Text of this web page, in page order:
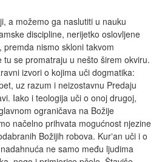
a možemo ga naslutiti u nauku
discipline, nerijetko oslovljene
nismo skloni takvom
se promatraju u nešto širem okviru.
izvori o kojima uči dogmatika:
uz razum i neizostavnu Predaju
Iako i teologija uči o onoj drugoj,
ograničava na Božije
načelno prihvata mogućnost njezine
Božijih robova. Kurʼan uči i o
ne samo među ljudima